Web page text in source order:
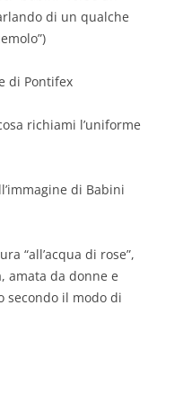
di un qualche
di Pontifex
richiami l’uniforme
di Babini
“all’acqua di rose”,
amata da donne e
secondo il modo di